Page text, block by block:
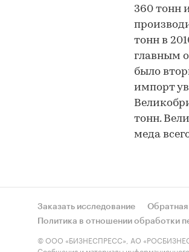
360 тонн
тонн в
главным
было
импорт
тонн.
меда
Заказать исследование Обратная
Политика в отношении обработки
© ООО «БИЗНЕСПРЕСС», АО